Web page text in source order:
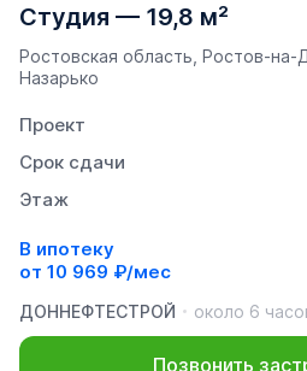
Студия — 19,8 м²
Ростовская область, Ростов-на-
Назарько
Проект
Срок сдачи
Этаж
В ипотеку
от 10 969 ₽/мес
ДОННЕФТЕСТРОЙ
около 6
Позвонить